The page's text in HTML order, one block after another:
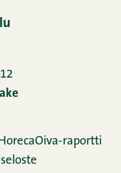
HorecaOiva-raportti